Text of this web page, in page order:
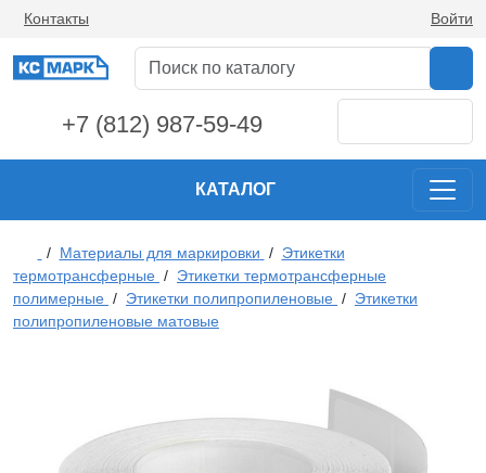
Контакты Войти
+7 (812) 987-59-49
КАТАЛОГ
/ Материалы для маркировки / Этикетки
термотрансферные / Этикетки термотрансферные
полимерные / Этикетки полипропиленовые / Этикетки
полипропиленовые матовые